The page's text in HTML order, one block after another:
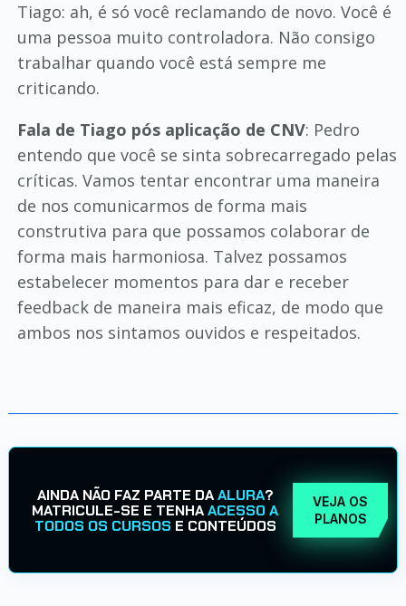
Tiago: ah, é só você reclamando de novo. Você é
uma pessoa muito controladora. Não consigo
trabalhar quando você está sempre me
criticando.
Fala de Tiago pós aplicação de CNV: Pedro
entendo que você se sinta sobrecarregado pelas
críticas. Vamos tentar encontrar uma maneira
de nos comunicarmos de forma mais
construtiva para que possamos colaborar de
forma mais harmoniosa. Talvez possamos
estabelecer momentos para dar e receber
feedback de maneira mais eficaz, de modo que
ambos nos sintamos ouvidos e respeitados.
AINDA NÃO FAZ PARTE DAALURA?
MATRICULE-SE E TENHAACESSO A
TODOS OS CURSOS E CONTEÚDOS
VEJA OS
PLANOS